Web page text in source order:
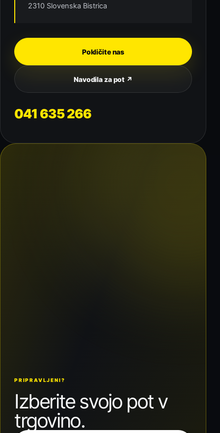
2310 Slovenska Bistrica
Pokličite nas
Navodila za pot ↗
041 635 266
PRIPRAVLJENI?
Izberite svojo pot v
trgovino.